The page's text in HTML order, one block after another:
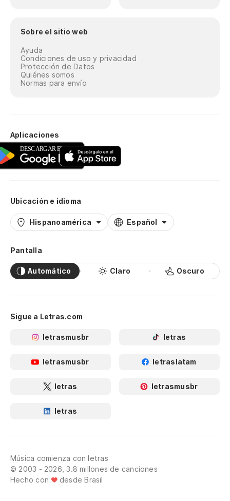
Sobre el sitio web
Ayuda
Condiciones de uso y privacidad
Protección de Datos
Quiénes somos
Normas para envío
Aplicaciones
Ubicación e idioma
Hispanoamérica Español
Pantalla
Automático Claro Oscuro
Sigue a Letras.com
letrasmusbr letras
letrasmusbr letraslatam
letras letrasmusbr
letras
Música comienza con letras
© 2003 - 2026, 3.8 millones de canciones
Hecho con
desde Brasil